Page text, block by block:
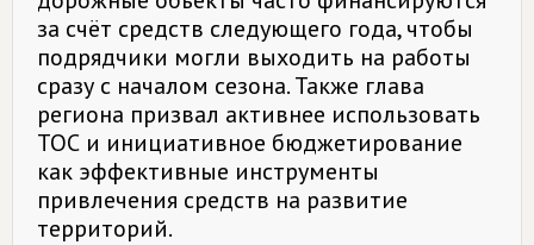
за счёт средств следующего года, чтобы
подрядчики могли выходить на работы
сразу с началом сезона. Также глава
региона призвал активнее использовать
ТОС и инициативное бюджетирование
как эффективные инструменты
привлечения средств на развитие
территорий.